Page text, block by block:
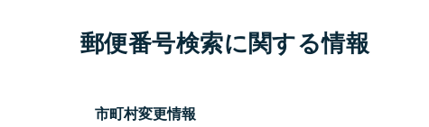
郵便番号検索に関する情報
市町村変更情報